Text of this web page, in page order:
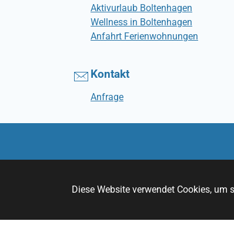
Diese Website verwendet Cookies, um
Aktivurlaub Boltenhagen
Wellness in Boltenhagen
Anfahrt Ferienwohnungen
Kontakt
Anfrage